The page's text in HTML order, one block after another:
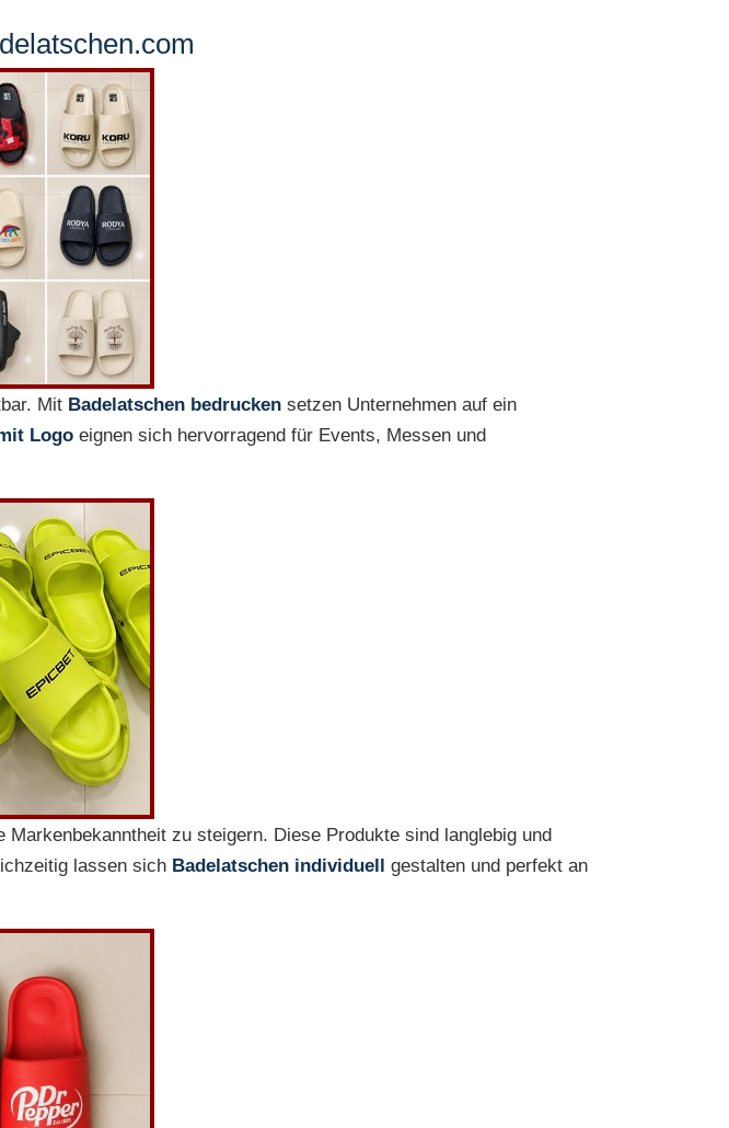
Mit Badelatschen bedrucken setzen Unternehmen auf ein
Logo eignen sich hervorragend für Events, Messen und
Markenbekanntheit zu steigern. Diese Produkte sind langlebig und
lassen sich Badelatschen individuell gestalten und perfekt an